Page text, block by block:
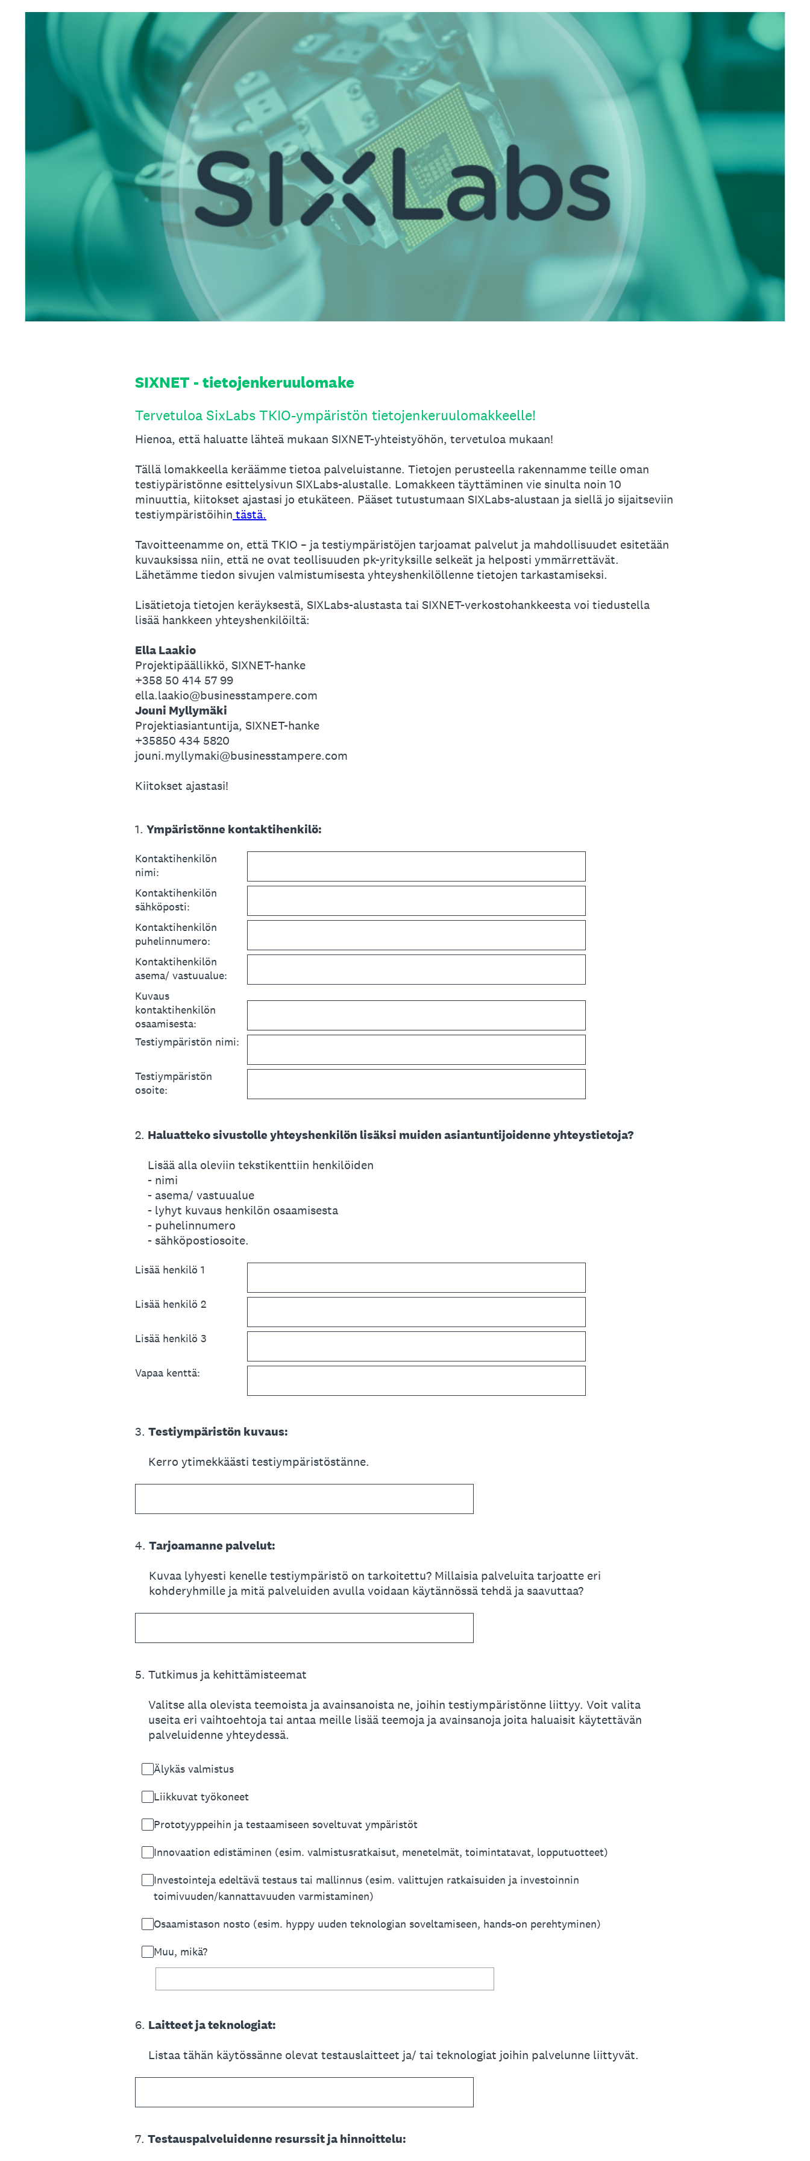
SIXNET - tietojenkeruulomake
Tervetuloa SixLabs TKIO-ympäristön tietojenkeruulomakkeelle!
Hienoa, että haluatte lähteä mukaan SIXNET-yhteistyöhön, tervetuloa mukaan!
Tällä lomakkeella keräämme tietoa palveluistanne. Tietojen perusteella rakennamme teille oman
testiypäristönne esittelysivun SIXLabs-alustalle. Lomakkeen täyttäminen vie sinulta noin 10
minuuttia, kiitokset ajastasi jo etukäteen. Pääset tutustumaan SIXLabs-alustaan ja siellä jo sijaitseviin
testiympäristöihin tästä.
Tavoitteenamme on, että TKIO – ja testiympäristöjen tarjoamat palvelut ja mahdollisuudet esitetään
kuvauksissa niin, että ne ovat teollisuuden pk-yrityksille selkeät ja helposti ymmärrettävät.
Lähetämme tiedon sivujen valmistumisesta yhteyshenkilöllenne tietojen tarkastamiseksi.
Lisätietoja tietojen keräyksestä, SIXLabs-alustasta tai SIXNET-verkostohankkeesta voi tiedustella
lisää hankkeen yhteyshenkilöiltä:
Ella Laakio
Projektipäällikkö, SIXNET-hanke
+358 50 414 57 99
ella.laakio@businesstampere.com
Jouni Myllymäki
Projektiasiantuntija, SIXNET-hanke
+35850 434 5820
jouni.myllymaki@businesstampere.com
Kiitokset ajastasi!
1. Ympäristönne kontaktihenkilö:
Kontaktihenkilön
nimi:
Kontaktihenkilön
sähköposti:
Kontaktihenkilön
puhelinnumero:
Kontaktihenkilön
asema/ vastuualue:
Kuvaus
kontaktihenkilön
osaamisesta:
Testiympäristön nimi:
Testiympäristön
osoite:
2. Haluatteko sivustolle yhteyshenkilön lisäksi muiden asiantuntijoidenne yhteystietoja?
Lisää alla oleviin tekstikenttiin henkilöiden
- nimi
- asema/ vastuualue
- lyhyt kuvaus henkilön osaamisesta
- puhelinnumero
- sähköpostiosoite.
Lisää henkilö 1
Lisää henkilö 2
Lisää henkilö 3
Vapaa kenttä:
3. Testiympäristön kuvaus:
Kerro ytimekkäästi testiympäristöstänne.
4. Tarjoamanne palvelut:
Kuvaa lyhyesti kenelle testiympäristö on tarkoitettu? Millaisia palveluita tarjoatte eri
kohderyhmille ja mitä palveluiden avulla voidaan käytännössä tehdä ja saavuttaa?
5. Tutkimus ja kehittämisteemat
Valitse alla olevista teemoista ja avainsanoista ne, joihin testiympäristönne liittyy. Voit valita
useita eri vaihtoehtoja tai antaa meille lisää teemoja ja avainsanoja joita haluaisit käytettävän
palveluidenne yhteydessä.
Älykäs valmistus
Liikkuvat työkoneet
Prototyyppeihin ja testaamiseen soveltuvat ympäristöt
Innovaation edistäminen (esim. valmistusratkaisut, menetelmät, toimintatavat, lopputuotteet)
Investointeja edeltävä testaus tai mallinnus (esim. valittujen ratkaisuiden ja investoinnin
toimivuuden/kannattavuuden varmistaminen)
Osaamistason nosto (esim. hyppy uuden teknologian soveltamiseen, hands-on perehtyminen)
Muu, mikä?
6. Laitteet ja teknologiat:
Listaa tähän käytössänne olevat testauslaitteet ja/ tai teknologiat joihin palvelunne liittyvät.
7. Testauspalveluidenne resurssit ja hinnoittelu: